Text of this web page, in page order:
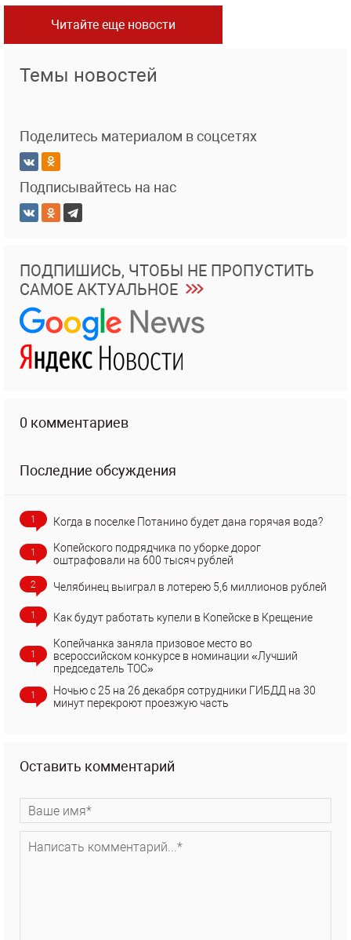
Читайте еще новости
Темы новостей
Поделитесь материалом в соцсетях
Подписывайтесь на нас
ПОДПИШИСЬ, ЧТОБЫ НЕ ПРОПУСТИТЬ
САМОЕ АКТУАЛЬНОЕ
0 комментариев
Последние обсуждения
1 Когда в поселке Потанино будет дана горячая вода?
1
Копейского подрядчика по уборке дорог
оштрафовали на 600 тысяч рублей
2 Челябинец выиграл в лотерею 5,6 миллионов рублей
1 Как будут работать купели в Копейске в Крещение
1
Копейчанка заняла призовое место во
всероссийском конкурсе в номинации «Лучший
председатель ТОС»
1
Ночью с 25 на 26 декабря сотрудники ГИБДД на 30
минут перекроют проезжую часть
Оставить комментарий